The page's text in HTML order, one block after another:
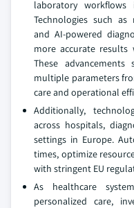
laboratory workflows
Technologies such as
and AI-powered
more accurate results
These
multiple parameters
care and operational
Additionally,
across hospitals,
settings in Europe.
times, optimize
with stringent EU
As healthcare
personalized care,